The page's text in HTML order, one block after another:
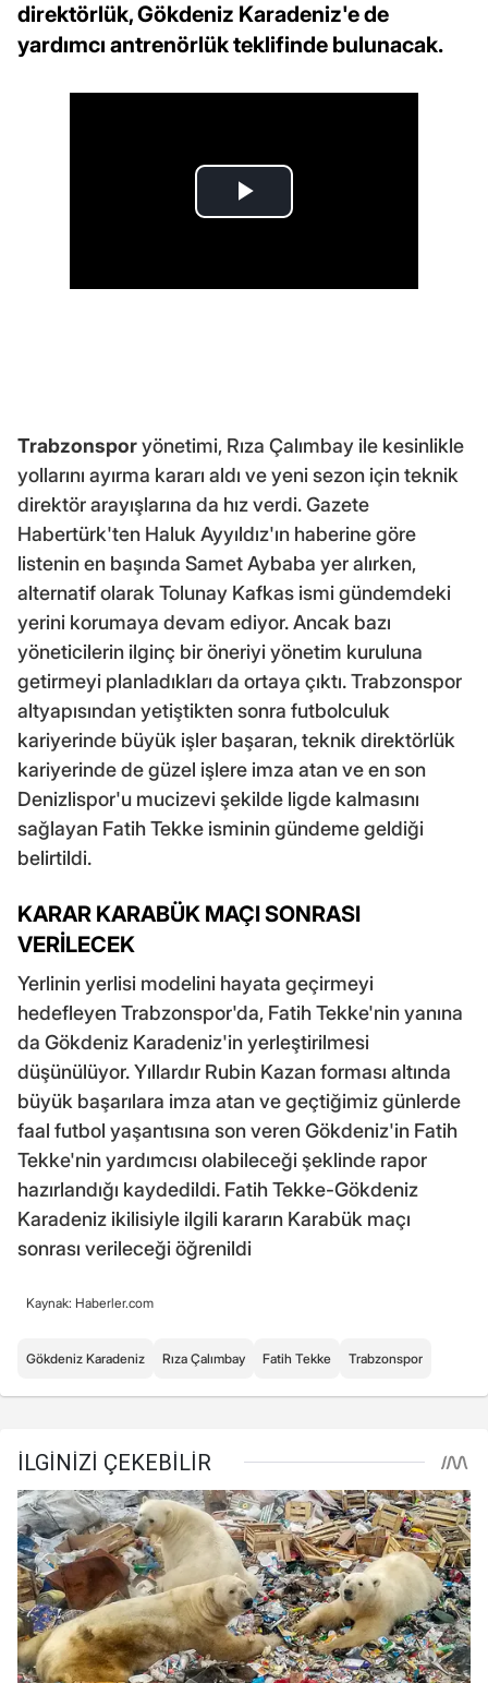
direktörlük, Gökdeniz Karadeniz'e de
yardımcı antrenörlük teklifinde bulunacak.
Trabzonsporyönetimi, Rıza Çalımbay ile kesinlikle
yollarını ayırma kararı aldı ve yeni sezon için teknik
direktör arayışlarına da hız verdi. Gazete
Habertürk'ten Haluk Ayyıldız'ın haberine göre
listenin en başında Samet Aybaba yer alırken,
alternatif olarak Tolunay Kafkas ismi gündemdeki
yerini korumaya devam ediyor. Ancak bazı
yöneticilerin ilginç bir öneriyi yönetim kuruluna
getirmeyi planladıkları da ortaya çıktı. Trabzonspor
altyapısından yetiştikten sonra futbolculuk
kariyerinde büyük işler başaran, teknik direktörlük
kariyerinde de güzel işlere imza atan ve en son
Denizlispor'u mucizevi şekilde ligde kalmasını
sağlayan Fatih Tekke isminin gündeme geldiği
belirtildi.
KARAR KARABÜK MAÇI SONRASI
VERİLECEK
Yerlinin yerlisi modelini hayata geçirmeyi
hedefleyen Trabzonspor'da, Fatih Tekke'nin yanına
da Gökdeniz Karadeniz'in yerleştirilmesi
düşünülüyor. Yıllardır Rubin Kazan forması altında
büyük başarılara imza atan ve geçtiğimiz günlerde
faal futbol yaşantısına son veren Gökdeniz'in Fatih
Tekke'nin yardımcısı olabileceği şeklinde rapor
hazırlandığı kaydedildi. Fatih Tekke-Gökdeniz
Karadeniz ikilisiyle ilgili kararın Karabük maçı
sonrası verileceği öğrenildi
Kaynak: Haberler.com
Gökdeniz Karadeniz Rıza Çalımbay Fatih Tekke Trabzonspor